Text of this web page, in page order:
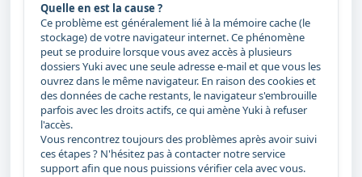
Quelle en est la cause ?
Ce problème est généralement lié à la mémoire cache (le
stockage) de votre navigateur internet. Ce phénomène
peut se produire lorsque vous avez accès à plusieurs
dossiers Yuki avec une seule adresse e-mail et que vous les
ouvrez dans le même navigateur. En raison des cookies et
des données de cache restants, le navigateur s'embrouille
parfois avec les droits actifs, ce qui amène Yuki à refuser
l'accès.
Vous rencontrez toujours des problèmes après avoir suivi
ces étapes ? N'hésitez pas à contacter notre service
support afin que nous puissions vérifier cela avec vous.